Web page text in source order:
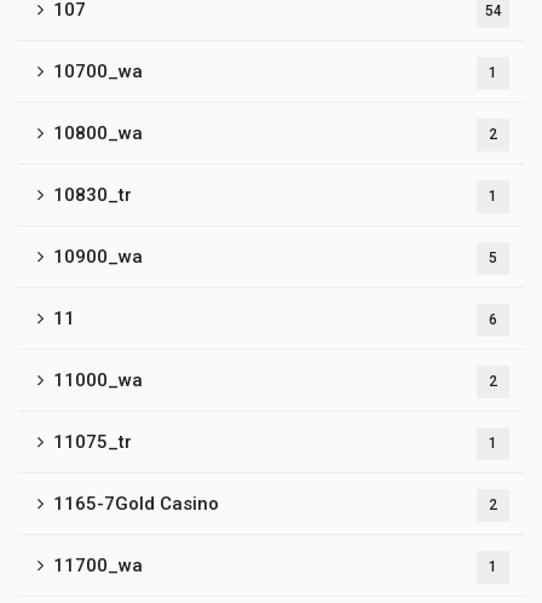
107 54
10700_wa 1
10800_wa 2
10830_tr 1
10900_wa 5
11 6
11000_wa 2
11075_tr 1
1165-7Gold Casino 2
11700_wa 1